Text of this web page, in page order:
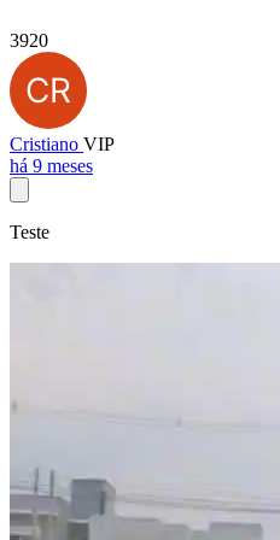
3920
Cristiano VIP
há 9 meses
Teste